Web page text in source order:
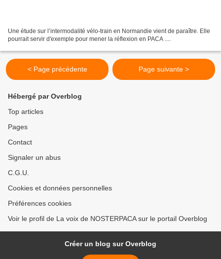
Une étude sur l’intermodalité vélo-train en Normandie vient de paraître. Elle
pourrait servir d'exemple pour mener la réflexion en PACA ....
< Page précédente Page suivante >
Hébergé par Overblog
Top articles
Pages
Contact
Signaler un abus
C.G.U.
Cookies et données personnelles
Préférences cookies
Voir le profil de La voix de NOSTERPACA sur le portail Overblog
Créer un blog sur Overblog